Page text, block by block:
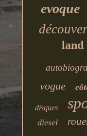
evoque
land
vogue
disques
diesel